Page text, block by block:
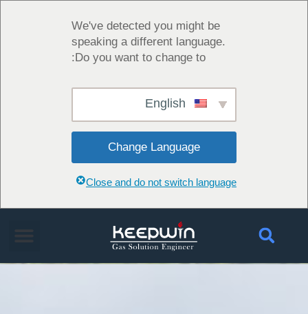
We've detected you might be
speaking a different language.
Do you want to change to:
Change Language
Close and do not switch language